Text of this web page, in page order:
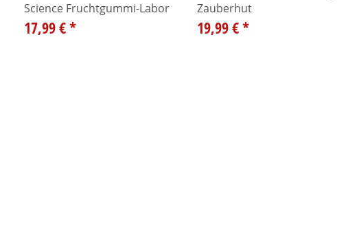
Science Fruchtgummi-Labor
17,99 €*
Zauberhut
19,99 €*